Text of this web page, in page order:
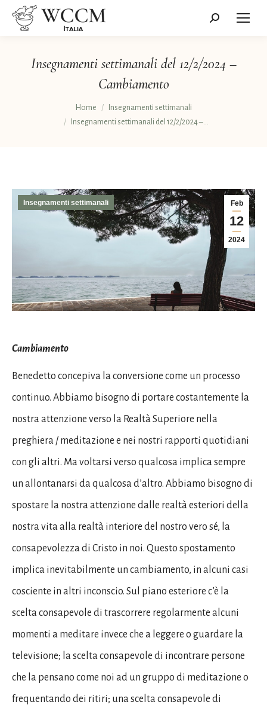
Cerca:
Insegnamenti settimanali del 12/2/2024 –
Cambiamento
Home
Insegnamenti settimanali
Insegnamenti settimanali del 12/2/2024 –…
Feb
12
2024
Insegnamenti settimanali
Cambiamento
Benedetto concepiva la conversione come un processo
continuo. Abbiamo bisogno di portare costantemente la
nostra attenzione verso la Realtà Superiore nella
preghiera / meditazione e nei nostri rapporti quotidiani
con gli altri. Ma voltarsi verso qualcosa implica sempre
un allontanarsi da qualcosa d’altro. Abbiamo bisogno di
spostare la nostra attenzione dalle realtà esteriori della
nostra vita alla realtà interiore del nostro vero sé, la
consapevolezza di Cristo in noi. Questo spostamento
implica inevitabilmente un cambiamento, in alcuni casi
cosciente in altri inconscio. Sul piano esteriore c’è la
scelta consapevole di trascorrere regolarmente alcuni
momenti a meditare invece che a leggere o guardare la
televisione; la scelta consapevole di incontrare persone
che la pensano come noi ad un gruppo di meditazione o
frequentando dei ritiri; una scelta consapevole di